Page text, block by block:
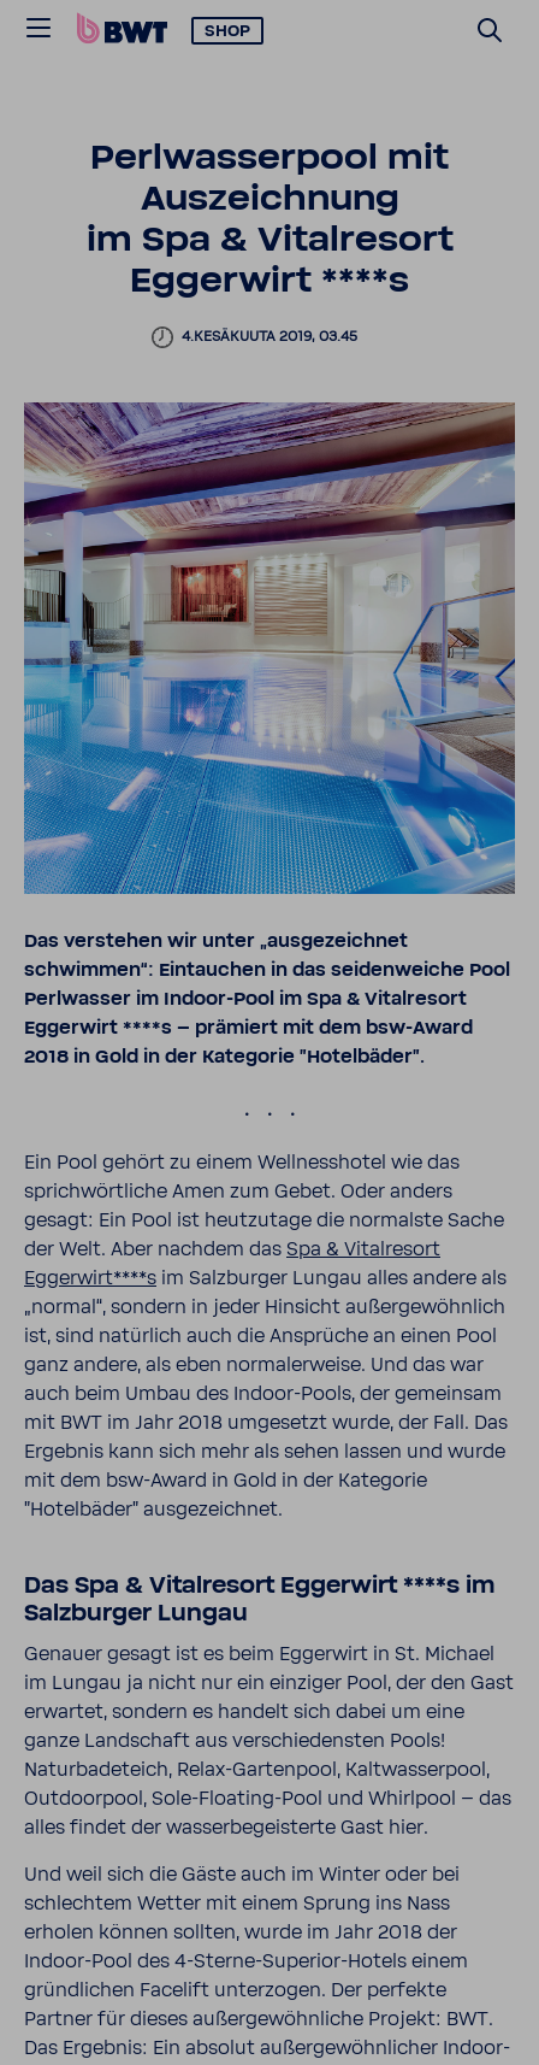
SHOP
Perlwasserpool mit
Auszeichnung
im Spa & Vitalresort
Eggerwirt ****s
4.KESÄKUUTA 2019, 03.45
Das verstehen wir unter „ausgezeichnet
schwimmen“: Eintauchen in das seidenweiche Pool
Perlwasser im Indoor-Pool im Spa & Vitalresort
Eggerwirt ****s – prämiert mit dem bsw-Award
2018 in Gold in der Kategorie "Hotelbäder".
.
Ein Pool gehört zu einem Wellnesshotel wie das
sprichwörtliche Amen zum Gebet. Oder anders
gesagt: Ein Pool ist heutzutage die normalste Sache
der Welt. Aber nachdem das Spa & Vitalresort
Eggerwirt****s im Salzburger Lungau alles andere als
„normal“, sondern in jeder Hinsicht außergewöhnlich
ist, sind natürlich auch die Ansprüche an einen Pool
ganz andere, als eben normalerweise. Und das war
auch beim Umbau des Indoor-Pools, der gemeinsam
mit BWT im Jahr 2018 umgesetzt wurde, der Fall. Das
Ergebnis kann sich mehr als sehen lassen und wurde
mit dem bsw-Award in Gold in der Kategorie
"Hotelbäder" ausgezeichnet.
Das Spa & Vitalresort Eggerwirt ****s im
Salzburger Lungau
Genauer gesagt ist es beim Eggerwirt in St. Michael
im Lungau ja nicht nur ein einziger Pool, der den Gast
erwartet, sondern es handelt sich dabei um eine
ganze Landschaft aus verschiedensten Pools!
Naturbadeteich, Relax-Gartenpool, Kaltwasserpool,
Outdoorpool, Sole-Floating-Pool und Whirlpool – das
alles findet der wasserbegeisterte Gast hier.
Und weil sich die Gäste auch im Winter oder bei
schlechtem Wetter mit einem Sprung ins Nass
erholen können sollten, wurde im Jahr 2018 der
Indoor-Pool des 4-Sterne-Superior-Hotels einem
gründlichen Facelift unterzogen. Der perfekte
Partner für dieses außergewöhnliche Projekt: BWT.
Das Ergebnis: Ein absolut außergewöhnlicher Indoor-